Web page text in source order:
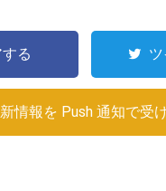
る
情報を Push 通知で受